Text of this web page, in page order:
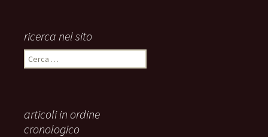
ricerca nel sito
Ricerca
per:
articoli in ordine
cronologico